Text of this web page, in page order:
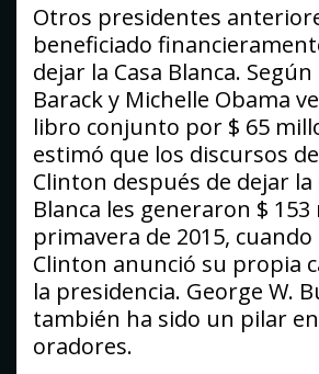
Otros presidentes
beneficiado
dejar la Casa Blanca.
Barack y Michelle Obama
libro conjunto por $ 65
estimó que los discursos
Clinton después de dejar la
Blanca les generaron $
primavera de 2015, cuando
Clinton anunció su propia
la presidencia. George W.
también ha sido un pilar
oradores.